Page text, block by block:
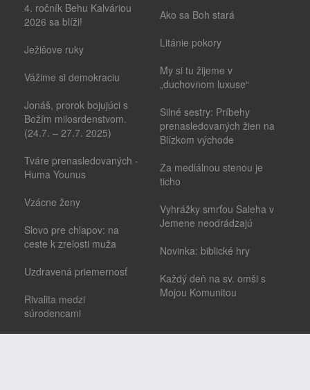
4. ročník Behu Kalváriou
2026 sa blíži!
Ježišove ruky
Vážime si demokraciu
Jonáš, prorok bojujúci s
Božím milosrdenstvom.
(24.7. – 27.7. 2025)
Tváre prenasledovaných -
Huma Younus
Vzácne ženy
Slovo pre chlapov: na
ceste k zrelosti muža
Uzdravená priemernosť
Rivalita medzi
súrodencami
Ako sa Boh stará
Litánie pokory
My si tu žijeme v
„duchovnom luxuse“
Silné sestry: Príbehy
prenasledovaných žien na
Blízkom východe
Za mediálnou stenou je
ticho
Vyhrážky smrťou Saleha v
Jemene neodrádzajú
Novinka: biblické hry
Každý deň na sv. omši s
Mojou Komunitou